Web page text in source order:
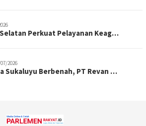
Selatan Perkuat Pelayanan Keag…
2026
Sukaluyu Berbenah, PT Revan …